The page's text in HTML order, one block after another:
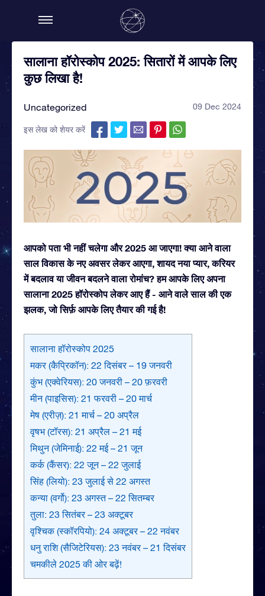
सालाना हॉरोस्कोप 2025: सितारों में आपके लिए
कुछ लिखा है!
Uncategorized 09 Dec 2024
इस लेख को शेयर करें
आपको पता भी नहीं चलेगा और 2025 आ जाएगा! क्या आने वाला
साल विकास के नए अवसर लेकर आएगा, शायद नया प्यार, करियर
में बदलाव या जीवन बदलने वाला रोमांच? हम आपके लिए अपना
सालाना 2025 हॉरोस्कोप लेकर आए हैं - आने वाले साल की एक
झलक, जो सिर्फ़ आपके लिए तैयार की गई है!
सालाना हॉरोस्कोप 2025
मकर (कैप्रिकॉन): 22 दिसंबर – 19 जनवरी
कुंभ (एक्वेरियस): 20 जनवरी – 20 फ़रवरी
मीन (पाइसिस): 21 फरवरी – 20 मार्च
मेष (एरीज़): 21 मार्च – 20 अप्रैल
वृषभ (टॉरस): 21 अप्रैल – 21 मई
मिथुन (जेमिनाई): 22 मई – 21 जून
कर्क (कैंसर): 22 जून – 22 जुलाई
सिंह (लियो): 23 जुलाई से 22 अगस्त
कन्या (वर्गो): 23 अगस्त – 22 सितम्बर
तुला: 23 सितंबर – 23 अक्टूबर
वृश्चिक (स्कॉरपियो): 24 अक्टूबर – 22 नवंबर
धनु राशि (सैजिटेरियस): 23 नवंबर – 21 दिसंबर
चमकीले 2025 की ओर बढ़ें!